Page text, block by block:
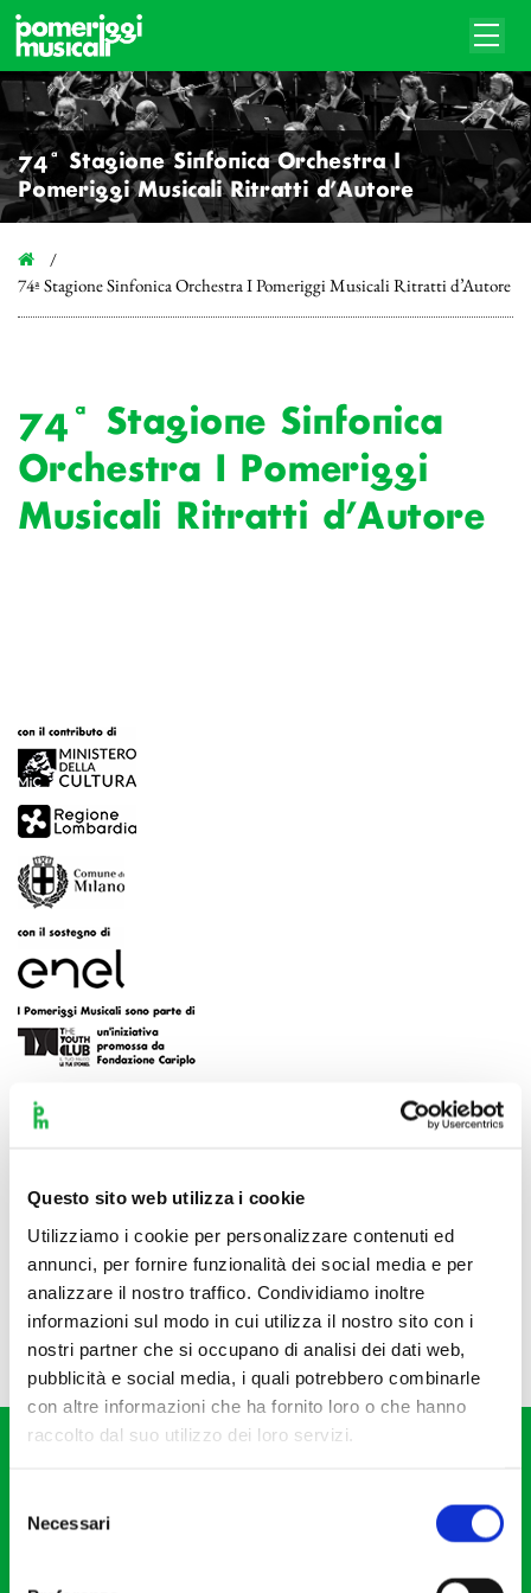
Questo sito web utilizza i cookie
Utilizziamo i cookie per personalizzare contenuti ed
annunci, per fornire funzionalità dei social media e per
analizzare il nostro traffico. Condividiamo inoltre
informazioni sul modo in cui utilizza il nostro sito con i
nostri partner che si occupano di analisi dei dati web,
pubblicità e social media, i quali potrebbero combinarle
con altre informazioni che ha fornito loro o che hanno
raccolto dal suo utilizzo dei loro servizi.
delNecessari
74ª Stagione Sinfonica Orchestra I
Pomeriggi Musicali Ritratti d’Autore
74ª Stagione Sinfonica Orchestra I Pomeriggi Musicali Ritratti d’Autore
74ª Stagione Sinfonica
Orchestra I Pomeriggi
Musicali Ritratti d’Autore